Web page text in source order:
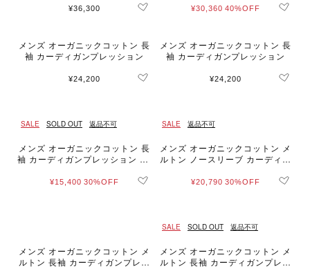
e]
¥36,300 ¥30,360 40%OFF
メンズ オーガニックコットン 長
袖 カーディガンプレッション
¥24,200
メンズ オーガニックコットン 長
袖 カーディガンプレッション
¥24,200
SALE SOLD OUT 返品不可
メンズ オーガニックコットン 長
袖 カーディガンプレッション ”Ti
¥15,400 30%OFF
SALE 返品不可
メンズ オーガニックコットン メ
ルトン ノースリーブ カーディガ
¥20,790 30%OFF
メンズ オーガニックコットン メ
ルトン 長袖 カーディガンプレッ
SALE SOLD OUT 返品不可
メンズ オーガニックコットン メ
ルトン 長袖 カーディガンプレッ